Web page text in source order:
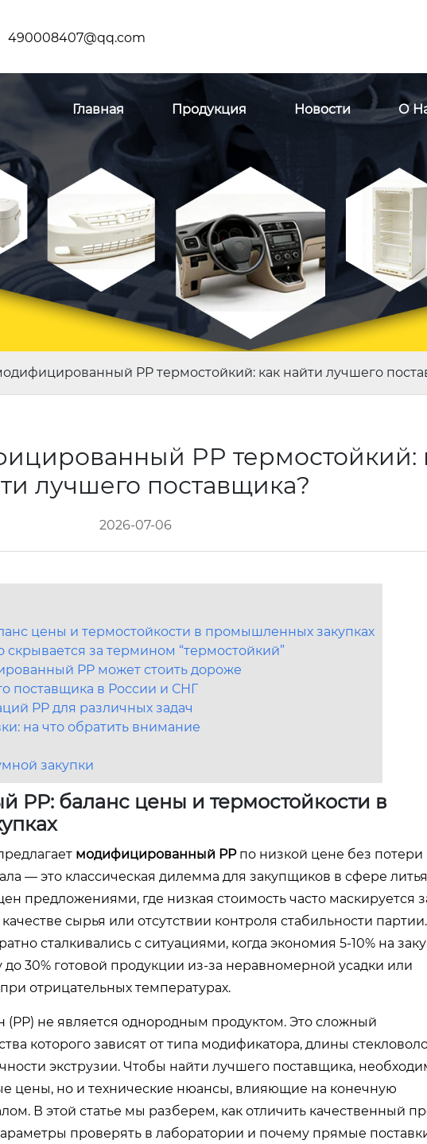
490008407@qq.com
Главная Продукция Новости О
PP термостойкий: как найти лучшего
PP термостойкий:
лучшего поставщика?
2026-07-06
цены и термостойкости в промышленных закупках
скрывается за термином “термостойкий”
PP может стоить дороже
поставщика в России и СНГ
PP для различных задач
на что обратить внимание
закупки
баланс цены и термостойкости в
модифицированный PPпо низкой цене без потери
— это классическая дилемма для закупщиков в сфере литья
предложениями, где низкая стоимость часто маскируется
сырья или отсутствии контроля стабильности
сталкивались с ситуациями, когда экономия 5-10% на
до 30% готовой продукции из-за неравномерной усадки или
отрицательных температурах.
не является однородным продуктом. Это сложный
которого зависят от типа модификатора, длины
экструзии. Чтобы найти лучшего поставщика,
цены, но и технические нюансы, влияющие на конечную
В этой статье мы разберем, как отличить качественный
проверять в лаборатории и почему прямые